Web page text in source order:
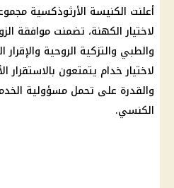
أعلنت الكنيسة الأرثوذكسية
لاختيار الكهنة، تضمنت موافقة
والطبي والتزكية الروحية
لاختيار خدام يتمتعون بالاستقرار
والقدرة على تحمل مسؤولية
الكنسي.